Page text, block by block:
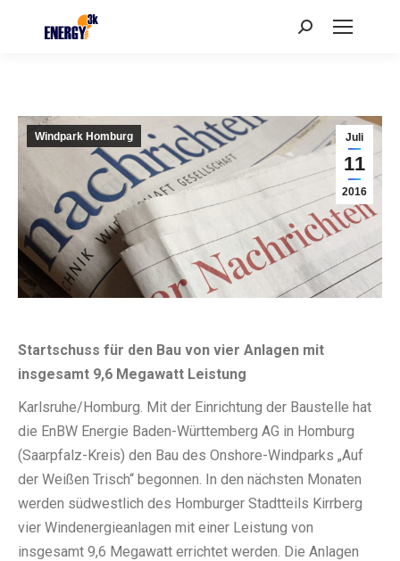
Search:
Juli
11
2016
Windpark Homburg
Startschuss für den Bau von vier Anlagen mit
insgesamt 9,6 Megawatt Leistung
Karlsruhe/Homburg. Mit der Einrichtung der Baustelle hat
die EnBW Energie Baden-Württemberg AG in Homburg
(Saarpfalz-Kreis) den Bau des Onshore-Windparks „Auf
der Weißen Trisch“ begonnen. In den nächsten Monaten
werden südwestlich des Homburger Stadtteils Kirrberg
vier Windenergieanlagen mit einer Leistung von
insgesamt 9,6 Megawatt errichtet werden. Die Anlagen